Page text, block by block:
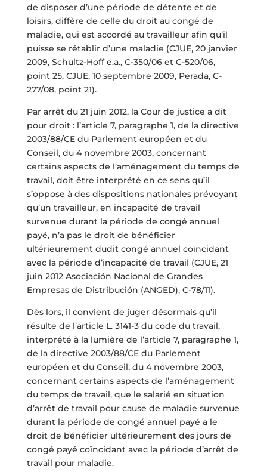
de disposer d’une période de détente et de
loisirs, diffère de celle du droit au congé de
maladie, qui est accordé au travailleur afin qu’il
puisse se rétablir d’une maladie (CJUE, 20 janvier
2009, Schultz-Hoff e.a., C-350/06 et C-520/06,
point 25, CJUE, 10 septembre 2009, Perada, C-
277/08, point 21).
Par arrêt du 21 juin 2012, la Cour de justice a dit
pour droit : l’article 7, paragraphe 1, de la directive
2003/88/CE du Parlement européen et du
Conseil, du 4 novembre 2003, concernant
certains aspects de l’aménagement du temps de
travail, doit être interprété en ce sens qu’il
s’oppose à des dispositions nationales prévoyant
qu’un travailleur, en incapacité de travail
survenue durant la période de congé annuel
payé, n’a pas le droit de bénéficier
ultérieurement dudit congé annuel coïncidant
avec la période d’incapacité de travail (CJUE, 21
juin 2012 Asociación Nacional de Grandes
Empresas de Distribución (ANGED), C-78/11).
Dès lors, il convient de juger désormais qu’il
résulte de l’article L. 3141-3 du code du travail,
interprété à la lumière de l’article 7, paragraphe 1,
de la directive 2003/88/CE du Parlement
européen et du Conseil, du 4 novembre 2003,
concernant certains aspects de l’aménagement
du temps de travail, que le salarié en situation
d’arrêt de travail pour cause de maladie survenue
durant la période de congé annuel payé a le
droit de bénéficier ultérieurement des jours de
congé payé coïncidant avec la période d’arrêt de
travail pour maladie.